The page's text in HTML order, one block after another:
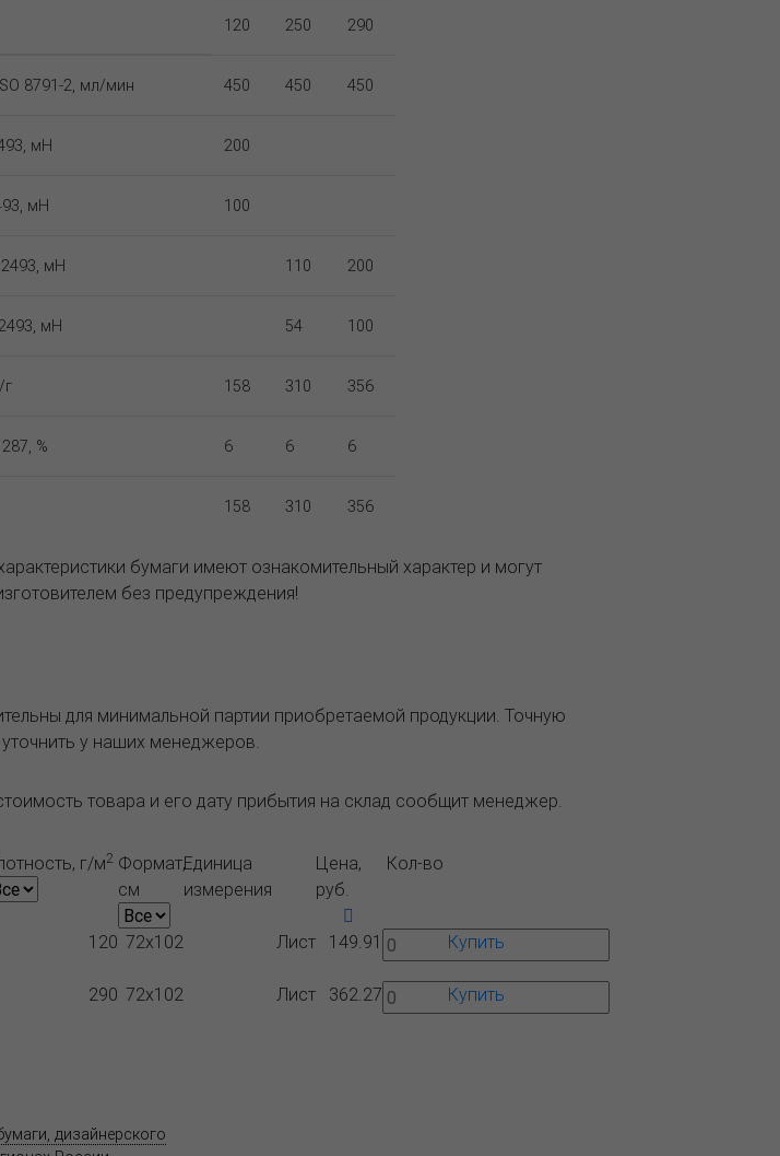
120 250 290
8791-2, мл/мин 450 450 450
мН 200
мН 100
2493, мН 110 200
мН 54 100
г 158 310 356
% 6 6 6
158 310 356
бумаги имеют ознакомительный характер и могут
без предупреждения!
для минимальной партии приобретаемой продукции. Точную
у наших менеджеров.
товара и его дату прибытия на склад сообщит менеджер.
г/м2 Формат,
см
Единица
измерения
Цена,
руб.
Кол-во
120 72x102 Лист 149.91 Купить
290 72x102 Лист 362.27 Купить
дизайнерского